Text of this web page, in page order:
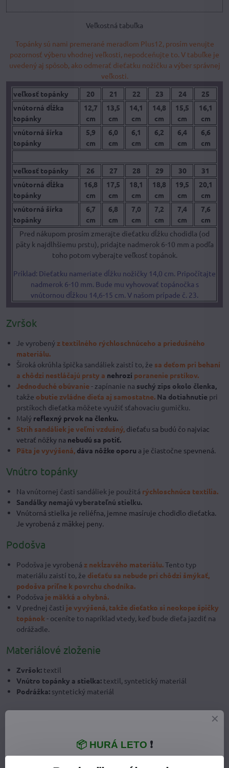
Veľkostná tabuľka
Topánky sú nami premerané meradlom Plus12, prosím venujte
pozornosť výberu vhodnej veľkosti, nepodceňujte to. V tabuľke je
uvedený aj spôsob, ako odmerať dieťatku nožičku a výber správnej
veľkosti.
veľkosť topánky
20 21 22 23 24
25
vnútorná dĺžka
topánky
12,7
cm
13,5
cm
14,1
cm
14,8
cm
15,5
cm
16,1
cm
vnútorná šírka
topánky
5,9
cm
6,0
cm
6,1
cm
6,2
cm
6,4
cm
6,6
cm
veľkosť topánky 26 27 28 29 30
31
vnútorná dĺžka
topánky
16,8
cm
17,5
cm
18,1
cm
18,8
cm
19,5
cm
20,1
cm
vnútorná šírka
topánky
6,7
cm
6,8
cm
7,0
cm
7,2
cm
7,4
cm
7,6
cm
Pred nákupom prosím zmerajte dieťatku dĺžku chodidla (od
päty k najdlhšiemu prstu), pridajte nadmerok 6-10 mm a podľa
toho potom vyberajte veľkosť topánok.
Príklad: Dieťatku nameriate dĺžku nožičky 14,0 cm. Pripočítajte
nadmerok 6-10 mm. Bude mu vyhovovať topánočka s
vnútornou dĺžkou 14,6-15 cm. V našom prípade č. 23.
Zvršok
Je vyrobený z textilného rýchloschnúceho a priedušného
materiálu.
Široká okrúhla špička sandáliek zaistí to, že sa deťom pri behaní
a chôdzi nestláčajú prsty a nehrozí poranenie prstíkov.
Jednoduché obúvanie- zapínanie na suchý zips okolo členka,
takže obutie zvládne dieťa aj samostatne. Na dotiahnutie pri
prstíkoch dieťatka môžete využiť sťahovaciu gumičku.
Malý reflexný prvok na členku.
Strih sandáliek je veľmi vzdušný, dieťaťu sa budú čo najviac
vetrať nôžky na nebudú sa potiť.
Päta je vyvýšená, dáva nôžke oporu a je čiastočne spevnená.
Vnútro topánky
Na vnútornej časti sandáliek je použitá rýchloschnúca textília.
Sandálky nemajú vyberateľnú stielku.
Vnútorná stielka je reliéfna, jemne masíruje chodidlo dieťatka.
Je vyrobená z mäkkej peny.
Podošva
Podošva je vyrobená z nekĺzavého materiálu.Tento typ
materiálu zaistí to, že dieťaťu sa nebude pri chôdzi šmýkať,
podošva priľne k povrchu chodníka.
Podošva je mäkká a ohybná.
V prednej časti je vyvýšená, takže dieťatko si neokope špičky
topánok- oceníte to napríklad vtedy, keď bude dieťa jazdiť na
odrážadle.
Materiálové zloženie
Zvršok: textil
Vnútro topánky a stielka: textil, syntetický materiál
Podrážka: syntetický materiál
📦 HURÁ LETO ❗